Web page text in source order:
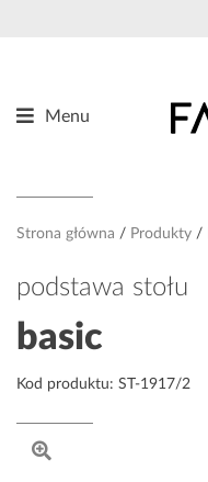
Menu
O nas
Projektanci
Referencje
Kontakt
Sklep
Strona główna Produkty
podstawa stołu
basic
Kod produktu: ST-1917/2